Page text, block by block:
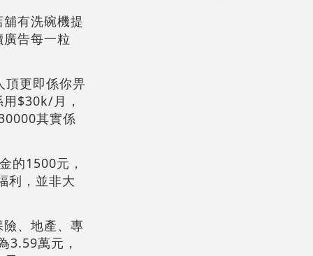
有洗碗機提
告每一粒
頂更即係你畀
$30k/月，
其實係
的1500元，
利，並非大
、地產、專
3.59萬元，